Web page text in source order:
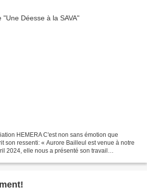
HEMERA C'est non sans émotion que
son ressenti: « Aurore Bailleul est venue à notre
2024, elle nous a présenté son travail